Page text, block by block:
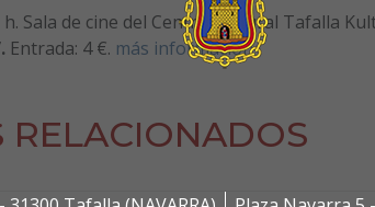
h. Sala de cine del Centro Cultural Tafalla
Entrada: 4 €. más información
RELACIONADOS